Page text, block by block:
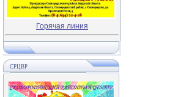
Горячая линия
СРЦВР